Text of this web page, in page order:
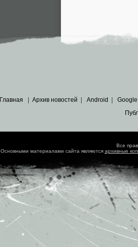
Главная Архив новостей Android Google
Все
Основными материалами сайта являются архивные